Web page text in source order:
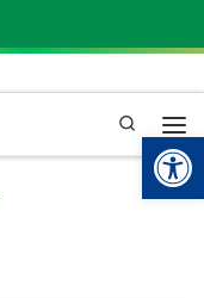
Pesquisa